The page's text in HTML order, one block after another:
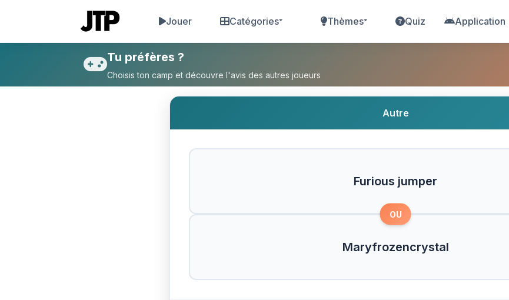
Jouer Catégories Thèmes Quiz Application
Tu préfères Furious jumper ou Maryfrozencrystal ?
Tu préfères ?
Choisis ton camp et découvre l'avis des autres joueurs
Autre
Furious jumper
OU
Maryfrozencrystal